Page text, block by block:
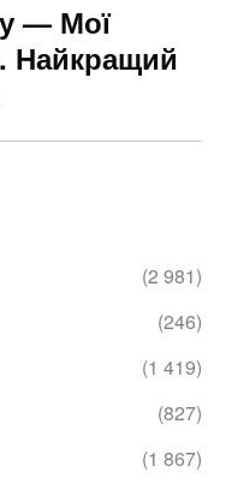
— Мої
Найкращий
(2 981)
(246)
(1 419)
(827)
(1 867)